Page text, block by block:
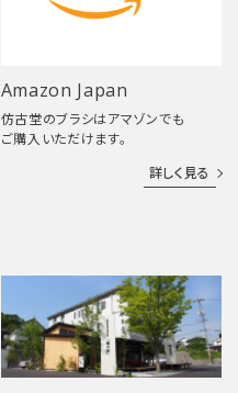
Amazon Japan
仿古堂のブラシはアマゾンでも
ご購入いただけます。
詳しく見る